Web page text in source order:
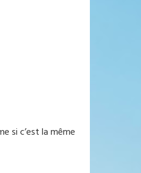
si c’est la même